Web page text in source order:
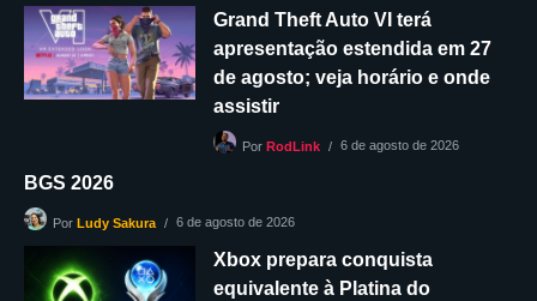
Grand Theft Auto VI terá
apresentação estendida em 27
de agosto; veja horário e onde
assistir
PorRodLink 6 de agosto de 2026
BGS 2026
PorLudy Sakura 6 de agosto de 2026
Xbox prepara conquista
equivalente à Platina do